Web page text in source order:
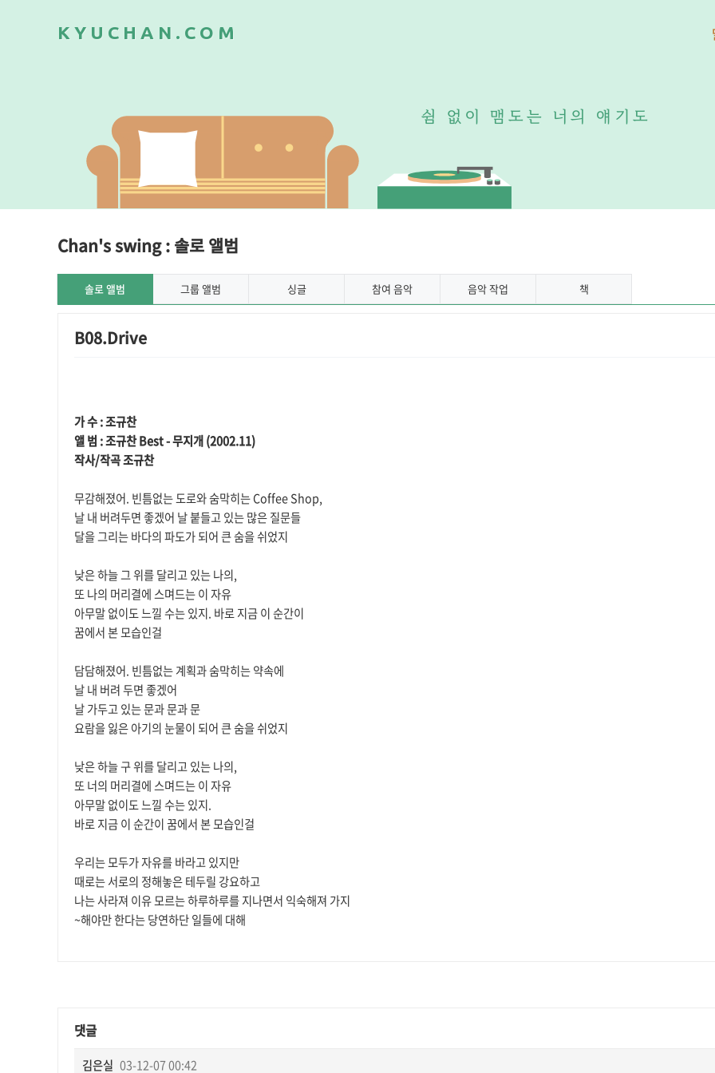
K Y U C H A N . C O M
쉼 없 이 맴도는 너의 얘 기 도
Chan's swing : 솔로 앨범
솔로 앨범 그룹 앨범 싱글 참여 음악 음악 작업 책
B08.Drive
가 수 : 조규찬
앨 범 : 조규찬 Best - 무지개 (2002.11)
작사/작곡 조규찬
무감해졌어. 빈틈없는 도로와 숨막히는 Coffee Shop,
날 내 버려두면 좋겠어 날 붙들고 있는 많은 질문들
달을 그리는 바다의 파도가 되어 큰 숨을 쉬었지
낮은 하늘 그 위를 달리고 있는 나의,
또 나의 머리결에 스며드는 이 자유
아무말 없이도 느낄 수는 있지. 바로 지금 이 순간이
꿈에서 본 모습인걸
담담해졌어. 빈틈없는 계획과 숨막히는 약속에
날 내 버려 두면 좋겠어
날 가두고 있는 문과 문과 문
요람을 잃은 아기의 눈물이 되어 큰 숨을 쉬었지
낮은 하늘 구 위를 달리고 있는 나의,
또 너의 머리결에 스며드는 이 자유
아무말 없이도 느낄 수는 있지.
바로 지금 이 순간이 꿈에서 본 모습인걸
우리는 모두가 자유를 바라고 있지만
때로는 서로의 정해놓은 테두릴 강요하고
나는 사라져 이유 모르는 하루하루를 지나면서 익숙해져 가지
~해야만 한다는 당연하단 일들에 대해
댓글
김은실 03-12-07 00:42